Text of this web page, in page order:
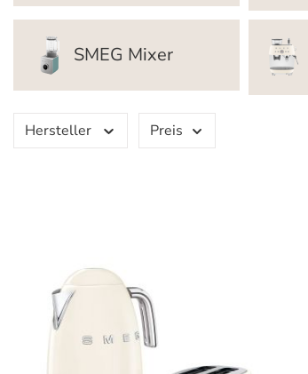
SMEG Mixer
Hersteller Preis